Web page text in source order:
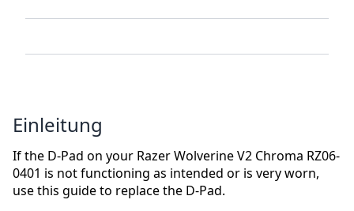
Einleitung
If the D-Pad on your Razer Wolverine V2 Chroma RZ06-
0401 is not functioning as intended or is very worn,
use this guide to replace the D-Pad.